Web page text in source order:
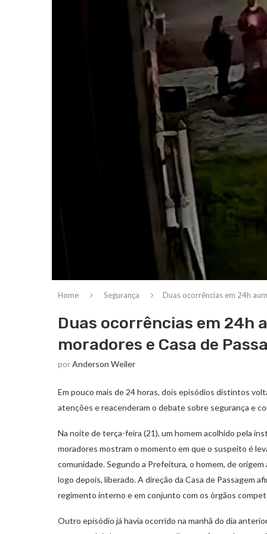
Home Segurança Duas ocorrências em 24h
Duas ocorrências em 24h
moradores e Casa de
porAnderson Weiler
Em pouco mais de 24 horas, dois episódios distintos
atenções e reacenderam o debate sobre segurança e
Na noite de terça-feira (21), um homem acolhido pela
moradores mostram o momento em que o suspeito é
comunidade. Segundo a Prefeitura, o homem, de
logo depois, liberado. A direção da Casa de Passagem
regimento interno e em conjunto com os órgãos
Outro episódio já havia ocorrido na manhã do dia